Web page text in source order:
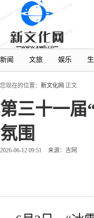
新闻 文旅 娱乐
您现在的位置： 新文化网 正文
第三十一届
氛围
2026-06-12 09:51 来源：吉网